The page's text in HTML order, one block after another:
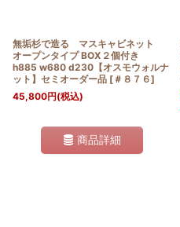
無垢杉で造る マスキャビネット
オープンタイプ BOX２個付き
h885 w680 d230【オスモウォルナ
ット】セミオーダー品 [ ＃８７６]
45,800円(税込)
商品詳細